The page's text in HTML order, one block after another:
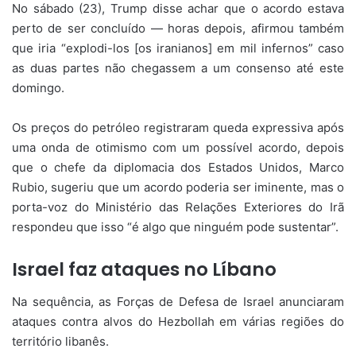
No sábado (23), Trump disse achar que o acordo estava
perto de ser concluído — horas depois, afirmou também
que iria “explodi-los [os iranianos] em mil infernos” caso
as duas partes não chegassem a um consenso até este
domingo.
Os preços do petróleo registraram queda expressiva após
uma onda de otimismo com um possível acordo, depois
que o chefe da diplomacia dos Estados Unidos, Marco
Rubio, sugeriu que um acordo poderia ser iminente, mas o
porta-voz do Ministério das Relações Exteriores do Irã
respondeu que isso “é algo que ninguém pode sustentar”.
Israel faz ataques no Líbano
Na sequência, as Forças de Defesa de Israel anunciaram
ataques contra alvos do Hezbollah em várias regiões do
território libanês.